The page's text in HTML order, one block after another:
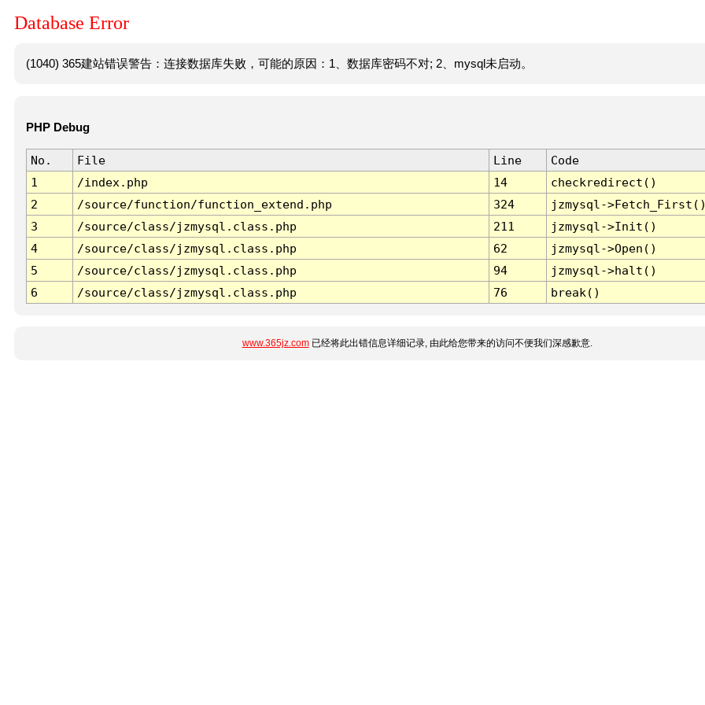
Database Error
(1040) 365建站错误警告：连接数据库失败，可能的原因：1、数据库密码不对; 2、mysql未启动。
PHP Debug
No. File Line
Code
1
/index.php 14
checkredirect()
2
/source/function/function_extend.php 324
jzmysql-
3
/source/class/jzmysql.class.php 211
jzmysql->Init()
4
/source/class/jzmysql.class.php 62
jzmysql->Open()
5
/source/class/jzmysql.class.php 94
jzmysql->halt()
6
/source/class/jzmysql.class.php 76 break()
www.365jz.com已经将此出错信息详细记录, 由此给您带来的访问不便我们深感歉意.